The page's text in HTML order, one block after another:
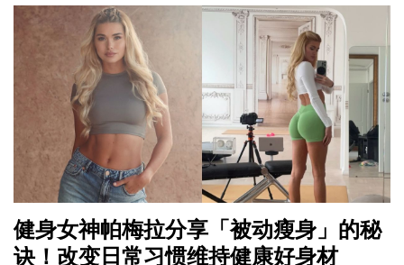
健身女神帕梅拉分享「被动瘦身」的秘
诀！改变日常习惯维持健康好身材